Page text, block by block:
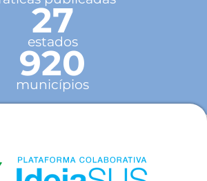
27
estados
920
municípios